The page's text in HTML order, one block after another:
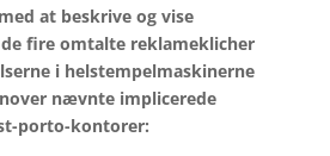
at beskrive og vise
fire omtalte reklameklicher
i helstempelmaskinerne
nævnte implicerede
porto-kontorer: